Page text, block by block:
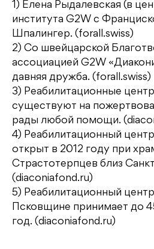
1) Елена Рыдалевская (в
института G2W с
Шпалингер. (forall.swiss)
2) Со швейцарской
ассоциацией G2W
давняя дружба. (forall.swiss)
3) Реабилитационные
существуют на
рады любой помощи.
4) Реабилитационный
открыт в 2012 году при
Страстотерпцев близ
(diaconiafond.ru)
5) Реабилитационный
Псковщине принимает до
год. (diaconiafond.ru)